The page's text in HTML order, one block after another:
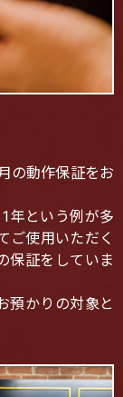
の動作保証をお
年という例が多
ご使用いただく
保証をしていま
預かりの対象と